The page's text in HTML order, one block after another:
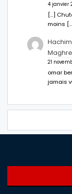
4 janvier
[…]
moins
21
omar
jamais